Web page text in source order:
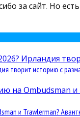
за сайт. Но
творит историю с
и Trawlerman?